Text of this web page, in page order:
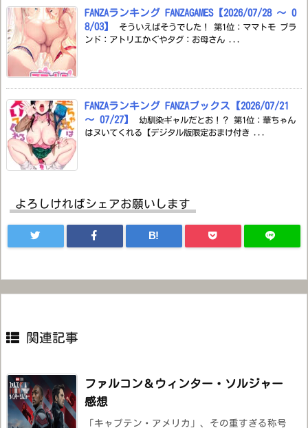
FANZAランキング FANZAGAMES【2026/07/28 ～ 0
8/03】
そういえばそうでした！ 第1位：ママトモ ブラ
ンド：アトリエかぐやタグ：お母さん ...
FANZAランキング FANZAブックス【2026/07/21
～ 07/27】
幼馴染ギャルだとお！？ 第1位：華ちゃん
はヌいてくれる【デジタル版限定おまけ付き ...
よろしければシェアお願いします
B!
関連記事
ファルコン＆ウィンター・ソルジャー
感想
「キャプテン・アメリカ」、その重すぎる称号